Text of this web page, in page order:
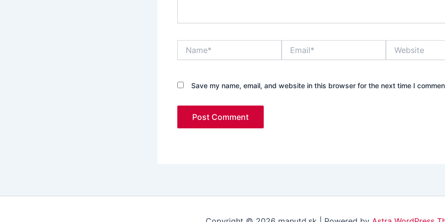
Save my name, email, and website in this browser for the next time I